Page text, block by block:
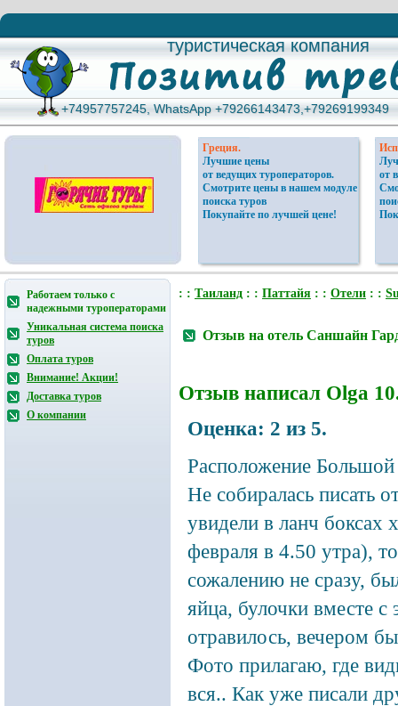
туристическая компания
туристическая компания
+74957757245, WhatsApp +79266143473,+79269199349
+74957757245, WhatsApp +79266143473,+79269199349
Греция.
Лучшие цены
от ведущих туроператоров.
Смотрите цены в нашем модуле
поиска туров
Покупайте по лучшей цене!
от
Работаем только с
надежными туроператорами
Уникальная система поиска
туров
Оплата туров
Внимание! Акции!
Доставка туров
О компании
: : Таиланд : : Паттайя : : Отели : :
Отзыв на отель Саншайн
Отзыв написал Olga
Оценка: 2 из 5.
Расположение Большой
Не собиралась писать
увидели в ланч боксах
февраля в 4.50 утра),
сожалению не сразу,
яйца, булочки вместе
отравилось, вечером
Фото прилагаю, где
вся.. Как уже писали